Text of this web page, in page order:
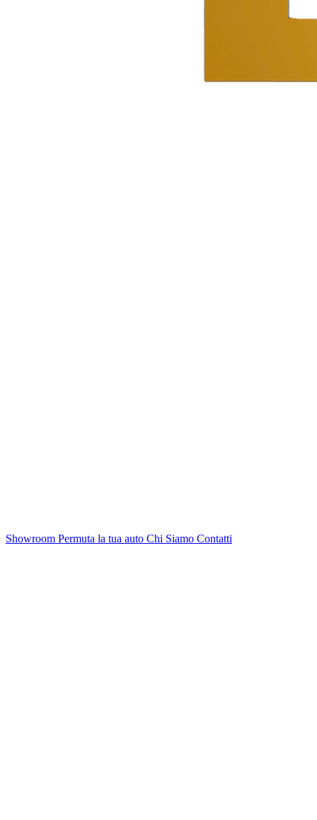
Showroom Permuta la tua auto Chi Siamo Contatti